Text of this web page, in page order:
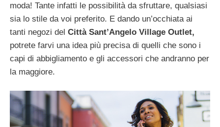
moda! Tante infatti le possibilità da sfruttare, qualsiasi
sia lo stile da voi preferito. E dando un’occhiata ai
tanti negozi del Città Sant’Angelo Village Outlet,
potrete farvi una idea più precisa di quelli che sono i
capi di abbigliamento e gli accessori che andranno per
la maggiore.